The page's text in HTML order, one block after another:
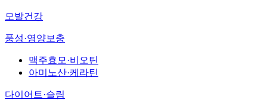
모발건강
풍성·영양보충
맥주효모·비오틴
아미노산·케라틴
다이어트·슬림